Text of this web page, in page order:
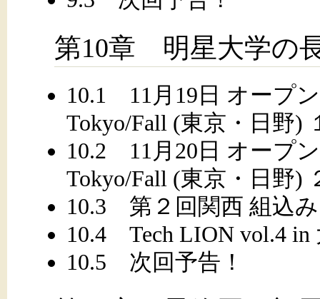
第10章 明星大学の
10.1 11月19日 オープ
Tokyo/Fall (東京・日野)
10.2 11月20日 オープ
Tokyo/Fall (東京・日野)
10.3 第２回関西 組込
10.4 Tech LION vol.4 in
10.5 次回予告！